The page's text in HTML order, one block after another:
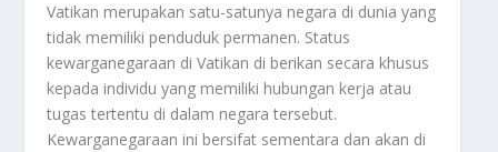
Vatikan merupakan satu-satunya negara di dunia yang
tidak memiliki penduduk permanen. Status
kewarganegaraan di Vatikan di berikan secara khusus
kepada individu yang memiliki hubungan kerja atau
tugas tertentu di dalam negara tersebut.
Kewarganegaraan ini bersifat sementara dan akan di